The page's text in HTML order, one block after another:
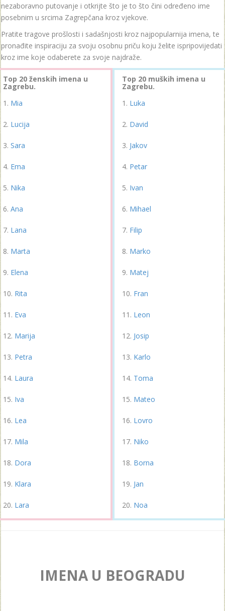
nezaboravno putovanje i otkrijte što je to što čini određeno ime
posebnim u srcima Zagrepčana kroz vjekove.
Pratite tragove prošlosti i sadašnjosti kroz najpopularnija imena, te
pronađite inspiraciju za svoju osobnu priču koju želite ispripovijedati
kroz ime koje odaberete za svoje najdraže.
Top 20 ženskih imena u
Zagrebu.
Mia
Lucija
Sara
Ema
Nika
Ana
Lana
Marta
Elena
Rita
Eva
Marija
Petra
Laura
Iva
Lea
Mila
Dora
Klara
Lara
Top 20 muških imena u
Zagrebu.
Luka
David
Jakov
Petar
Ivan
Mihael
Filip
Marko
Matej
Fran
Leon
Josip
Karlo
Toma
Mateo
Lovro
Niko
Borna
Jan
Noa
IMENA U BEOGRADU